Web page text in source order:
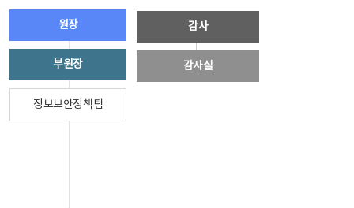
원장
부원장
정보보안정책팀
감사
감사실